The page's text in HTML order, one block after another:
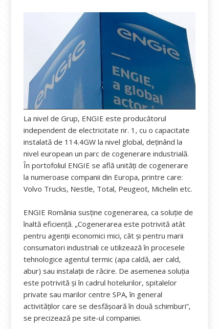
La nivel de Grup, ENGIE este producătorul
independent de electricitate nr. 1, cu o capacitate
instalată de 114.4GW la nivel global, deţinând la
nivel european un parc de cogenerare industrială.
În portofoliul ENGIE se află unităţi de cogenerare
la numeroase companii din Europa, printre care:
Volvo Trucks, Nestle, Total, Peugeot, Michelin etc.
ENGIE România susține cogenerarea, ca soluție de
înaltă eficiență. „Cogenerarea este potrivită atât
pentru agenţii economici mici, cât și pentru marii
consumatori industriali ce utilizează în procesele
tehnologice agentul termic (apa caldă, aer cald,
abur) sau instalații de răcire. De asemenea soluția
este potrivită și în cadrul hotelurilor, spitalelor
private sau marilor centre SPA, în general
activităților care se desfășoară în două schimburi”,
se precizează pe site-ul companiei.